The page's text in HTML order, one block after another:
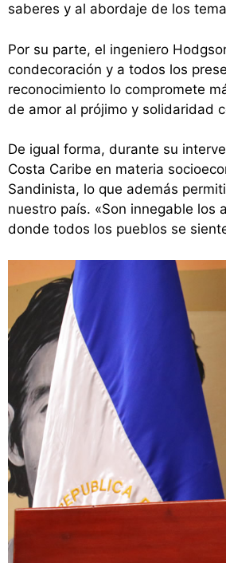
saberes y al abordaje de los
Por su parte, el ingeniero
condecoración y a todos los
reconocimiento lo compromete
de amor al prójimo y solidaridad
De igual forma, durante su
Costa Caribe en materia
Sandinista, lo que además
nuestro país. «Son innegable los
donde todos los pueblos se